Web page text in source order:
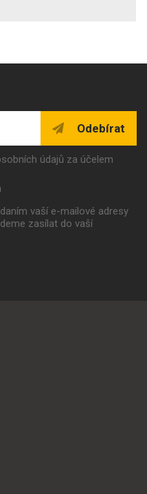
Odebírat
údajů za účelem
vaší e-mailové adresy
zasílat do vaší